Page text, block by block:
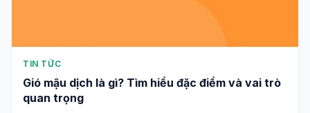
TIN TỨC
Gió mậu dịch là gì? Tìm hiểu đặc điểm và vai trò
quan trọng